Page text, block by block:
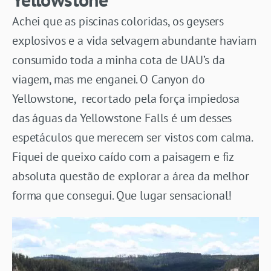
Achei que as piscinas coloridas, os geysers
explosivos e a vida selvagem abundante haviam
consumido toda a minha cota de UAU’s da
viagem, mas me enganei. O Canyon do
Yellowstone, recortado pela força impiedosa
das águas da Yellowstone Falls é um desses
espetáculos que merecem ser vistos com calma.
Fiquei de queixo caído com a paisagem e fiz
absoluta questão de explorar a área da melhor
forma que consegui. Que lugar sensacional!